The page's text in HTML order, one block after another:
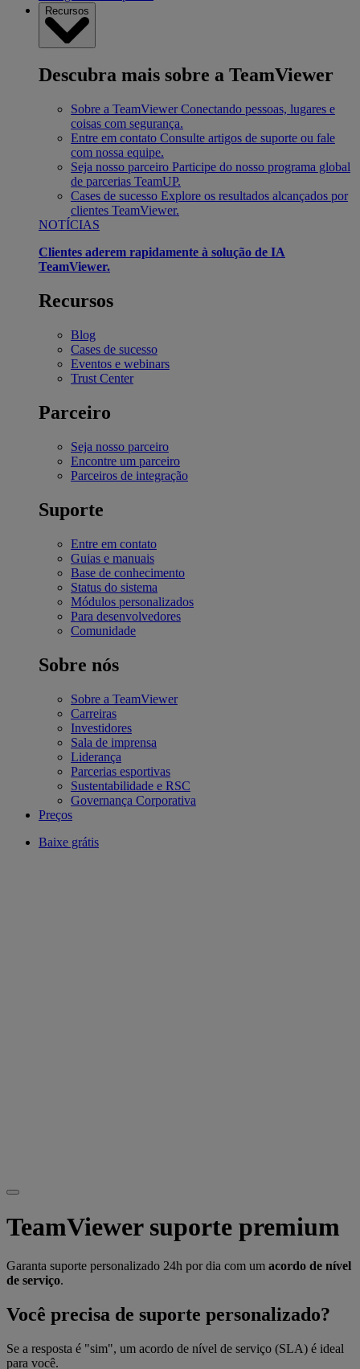
Recursos
Descubra mais sobre a TeamViewer
Sobre a TeamViewer Conectando pessoas, lugares e
coisas com segurança.
Entre em contato Consulte artigos de suporte ou fale
com nossa equipe.
Seja nosso parceiro Participe do nosso programa global
de parcerias TeamUP.
Cases de sucesso Explore os resultados alcançados por
clientes TeamViewer.
NOTÍCIAS
Clientes aderem rapidamente à solução de IA
TeamViewer.
Recursos
Blog
Cases de sucesso
Eventos e webinars
Trust Center
Parceiro
Seja nosso parceiro
Encontre um parceiro
Parceiros de integração
Suporte
Entre em contato
Guias e manuais
Base de conhecimento
Status do sistema
Módulos personalizados
Para desenvolvedores
Comunidade
Sobre nós
Sobre a TeamViewer
Carreiras
Investidores
Sala de imprensa
Liderança
Parcerias esportivas
Sustentabilidade e RSC
Governança Corporativa
Preços
Baixe grátis
TeamViewer suporte premium
Garanta suporte personalizado 24h por dia com um acordo de nível
de serviço.
Você precisa de suporte personalizado?
Se a resposta é "sim", um acordo de nível de serviço (SLA) é ideal
para você.